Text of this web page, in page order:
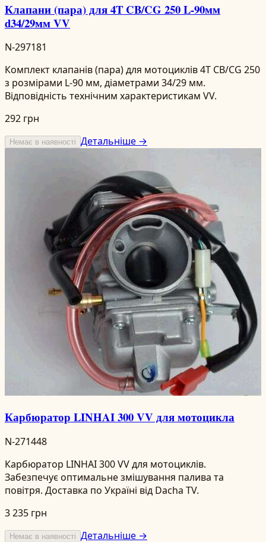
Клапани (пара) для 4T CB/CG 250 L-90мм
d34/29мм VV
N-297181
Комплект клапанів (пара) для мотоциклів 4T CB/CG 250
з розмірами L-90 мм, діаметрами 34/29 мм.
Відповідність технічним характеристикам VV.
292 грн
Немає в наявності Детальніше →
Карбюратор LINHAI 300 VV для мотоцикла
N-271448
Карбюратор LINHAI 300 VV для мотоциклів.
Забезпечує оптимальне змішування палива та
повітря. Доставка по Україні від Dacha TV.
3 235 грн
Немає в наявності Детальніше →